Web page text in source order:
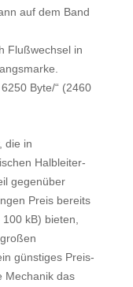
auf dem Band
Flußwechsel in
Byte/“ (2460
die in
Halbleiter-
gegenüber
Preis bereits
kB) bieten,
günstiges Preis-
Mechanik das